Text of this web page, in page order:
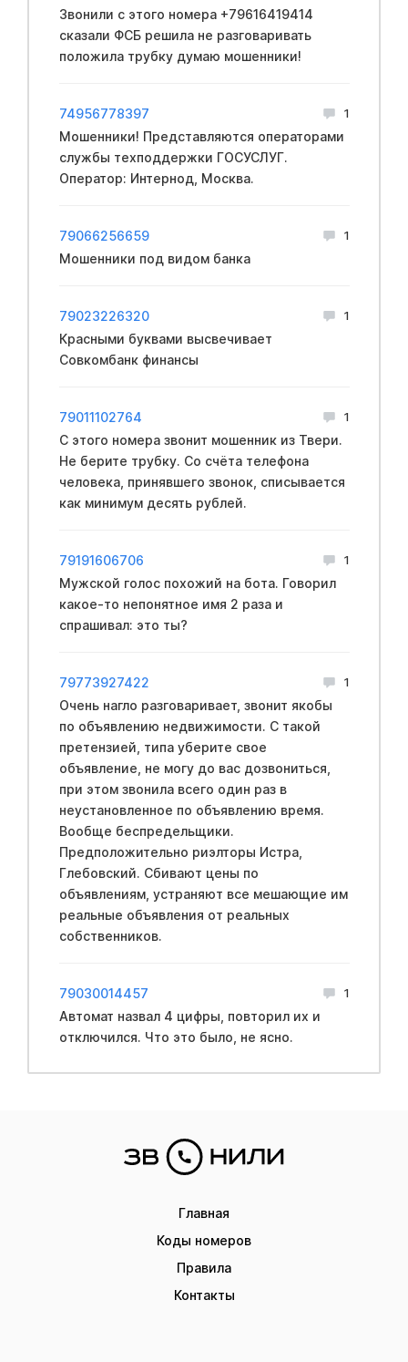
Звонили с этого номера +79616419414
сказали ФCБ решила не разговаривать
положила трубку думаю мошенники!
74956778397 1
Мошенники! Представляются операторами
службы техподдержки ГОСУСЛУГ.
Оператор: Интернод, Москва.
79066256659 1
Мошенники под видом банка
79023226320 1
Красными буквами высвечивает
Совкомбанк финансы
79011102764 1
С этого номера звонит мошенник из Твери.
Не берите трубку. Со счёта телефона
человека, принявшего звонок, списывается
как минимум десять рублей.
79191606706 1
Мужской голос похожий на бота. Говорил
какое-то непонятное имя 2 раза и
спрашивал: это ты?
79773927422 1
Очень нагло разговаривает, звонит якобы
по объявлению недвижимости. С такой
претензией, типа уберите свое
объявление, не могу до вас дозвониться,
при этом звонила всего один раз в
неустановленное по объявлению время.
Вообще беспредельщики.
Предположительно риэлторы Истра,
Глебовский. Сбивают цены по
объявлениям, устраняют все мешающие им
реальные объявления от реальных
собственников.
79030014457 1
Автомат назвал 4 цифры, повторил их и
отключился. Что это было, не ясно.
Главная
Коды номеров
Правила
Контакты